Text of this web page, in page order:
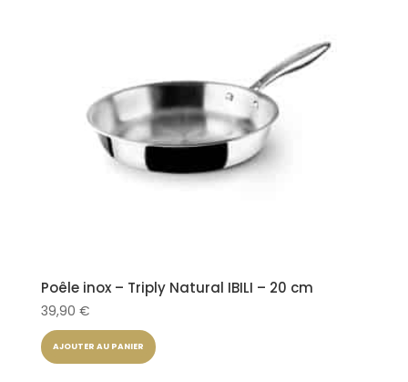
Poêle inox – Triply Natural IBILI – 20 cm
39,90 €
AJOUTER AU PANIER